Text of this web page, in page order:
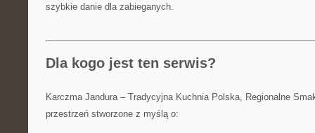
szybkie danie dla zabieganych.
Dla kogo jest ten serwis?
Karczma Jandura – Tradycyjna Kuchnia Polska, Regionalne
przestrzeń stworzone z myślą o: